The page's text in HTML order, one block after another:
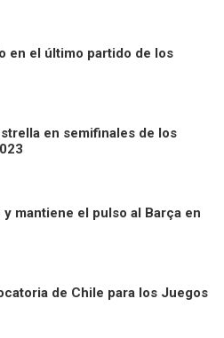
en el último partido de los
en semifinales de los
mantiene el pulso al Barça en
de Chile para los Juegos